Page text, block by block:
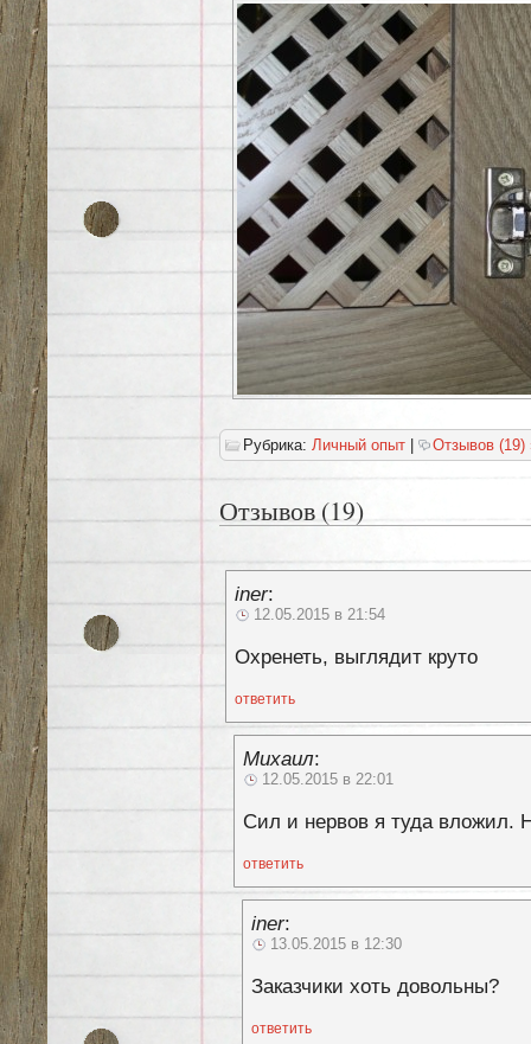
Рубрика: Личный опыт Отзывов (19)
Отзывов (19)
iner:
12.05.2015 в 21:54
Охренеть, выглядит круто
ответить
Михаил:
12.05.2015 в 22:01
Сил и нервов я туда вложил.
ответить
iner:
13.05.2015 в 12:30
Заказчики хоть довольны?
ответить